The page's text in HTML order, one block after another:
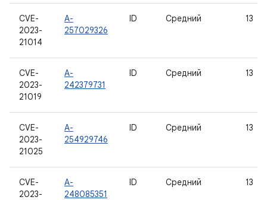
CVE-
2023-
21014
A-
257029326
ID Средний 13
CVE-
2023-
21019
A-
242379731
ID Средний 13
CVE-
2023-
21025
A-
254929746
ID Средний 13
CVE-
2023-
A-
248085351
ID Средний 13